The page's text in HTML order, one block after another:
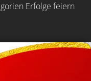
Erfolge feiern